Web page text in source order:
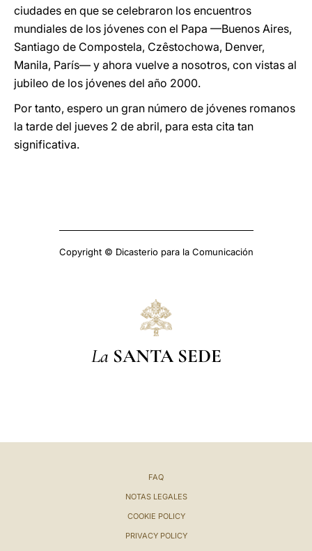
ciudades en que se celebraron los encuentros
mundiales de los jóvenes con el Papa —Buenos Aires,
Santiago de Compostela, Czêstochowa, Denver,
Manila, París— y ahora vuelve a nosotros, con vistas al
jubileo de los jóvenes del año 2000.
Por tanto, espero un gran número de jóvenes romanos
la tarde del jueves 2 de abril, para esta cita tan
significativa.
Copyright © Dicasterio para la Comunicación
La SANTA SEDE
FAQ
NOTAS LEGALES
COOKIE POLICY
PRIVACY POLICY